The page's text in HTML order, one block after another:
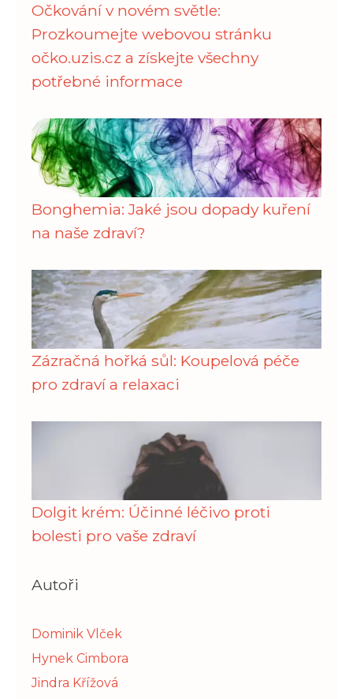
Očkování v novém světle:
Prozkoumejte webovou stránku
očko.uzis.cz a získejte všechny
potřebné informace
Bonghemia: Jaké jsou dopady kuření
na naše zdraví?
Zázračná hořká sůl: Koupelová péče
pro zdraví a relaxaci
Dolgit krém: Účinné léčivo proti
bolesti pro vaše zdraví
Autoři
Dominik Vlček
Hynek Cimbora
Jindra Křížová